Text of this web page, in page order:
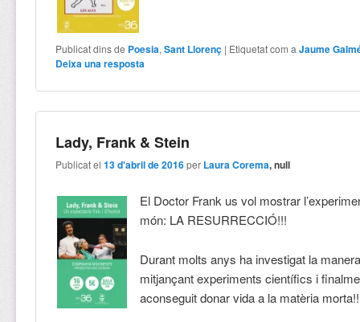
Publicat dins de Poesia,Sant Llorenç | Etiquetat com a Jaume
Deixa una resposta
Lady, Frank & Stein
Publicat el13 d'abril de 2016 per Laura Corema, null
El Doctor Frank us vol mostrar
món: LA RESURRECCIÓ!!!
Durant molts anys ha investigat la
mitjançant experiments científics i
aconseguit donar vida a la matèria